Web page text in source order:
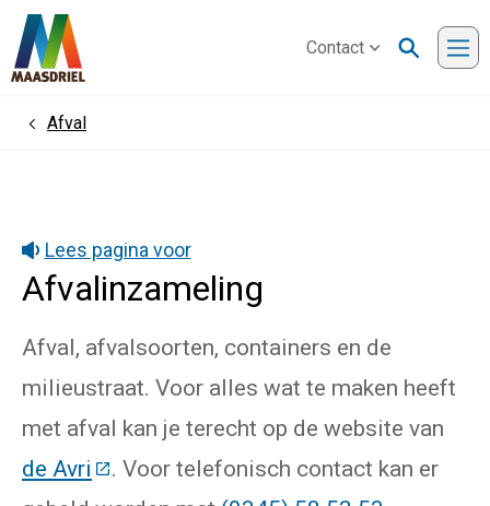
Contact
Home
Afval
Lees pagina voor
Afvalinzameling
Afval, afvalsoorten, containers en de
milieustraat. Voor alles wat te maken heeft
met afval kan je terecht op de website van
de Avri (Deze link gaat naar een externe
. Voor telefonisch contact kan er